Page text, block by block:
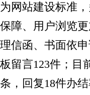
网站建设标准
障、用户浏览
信函、书面依
留言123件；目
，回复18件办